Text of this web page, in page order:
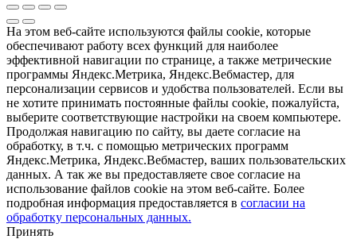
На этом веб-сайте используются файлы cookie, которые
обеспечивают работу всех функций для наиболее
эффективной навигации по странице, а также метрические
программы Яндекс.Метрика, Яндекс.Вебмастер, для
персонализации сервисов и удобства пользователей. Если вы
не хотите принимать постоянные файлы cookie, пожалуйста,
выберите соответствующие настройки на своем компьютере.
Продолжая навигацию по сайту, вы даете согласие на
обработку, в т.ч. с помощью метрических программ
Яндекс.Метрика, Яндекс.Вебмастер, ваших пользовательских
данных. А так же вы предоставляете свое согласие на
использование файлов cookie на этом веб-сайте. Более
подробная информация предоставляется в согласии на
обработку персональных данных.
Принять